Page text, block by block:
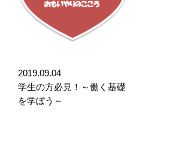
2019.09.04
学生の方必見！～働く基礎
を学ぼう～